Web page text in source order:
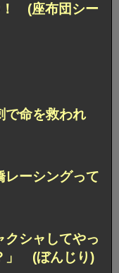
(座布団シー
で命を救われ
レーシングって
クシャしてやっ
」 (ぼんじり)